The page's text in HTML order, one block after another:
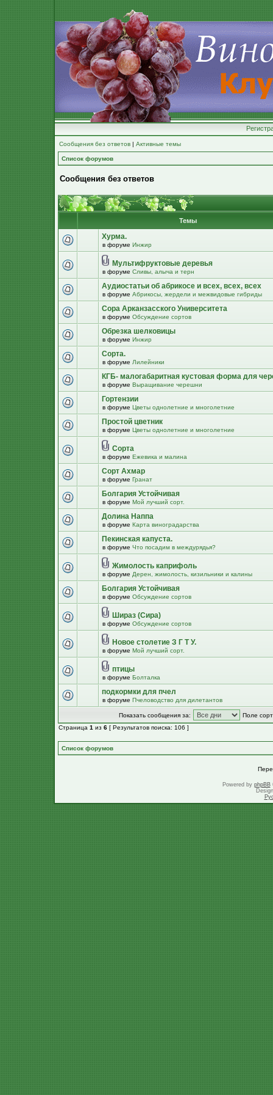
Сообщения без ответов | Активные темы
Список форумов
Сообщения без ответов
Темы
Хурма.
в форуме Инжир
Мультифруктовые деревья
в форуме Сливы, алыча и терн
Аудиостатьи об абрикосе и всех, всех, всех
в форуме Абрикосы, жердели и межвидовые гибриды
Сора Арканзасского Университета
в форуме Обсуждение сортов
Обрезка шелковицы
в форуме Инжир
Сорта.
в форуме Лилейники
КГБ- малогабаритная кустовая форма для
в форуме Выращивание черешни
Гортензии
в форуме Цветы однолетние и многолетние
Простой цветник
в форуме Цветы однолетние и многолетние
Сорта
в форуме Ежевика и малина
Сорт Ахмар
в форуме Гранат
Болгария Устойчивая
в форуме Мой лучший сорт.
Долина Наппа
в форуме Карта виноградарства
Пекинская капуста.
в форуме Что посадим в междурядья?
Жимолость каприфоль
в форуме Дерен, жимолость, кизильники и калины
Болгария Устойчивая
в форуме Обсуждение сортов
Шираз (Сира)
в форуме Обсуждение сортов
Новое столетие З Г Т У.
в форуме Мой лучший сорт.
птицы
в форуме Болталка
подкормки для пчел
в форуме Пчеловодство для дилетантов
Показать сообщения за:
Поле
Страница 1 из 6 [ Результатов поиска: 106 ]
Список форумов
Powered by phpBB